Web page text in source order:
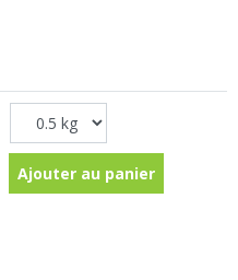
Ajouter au panier